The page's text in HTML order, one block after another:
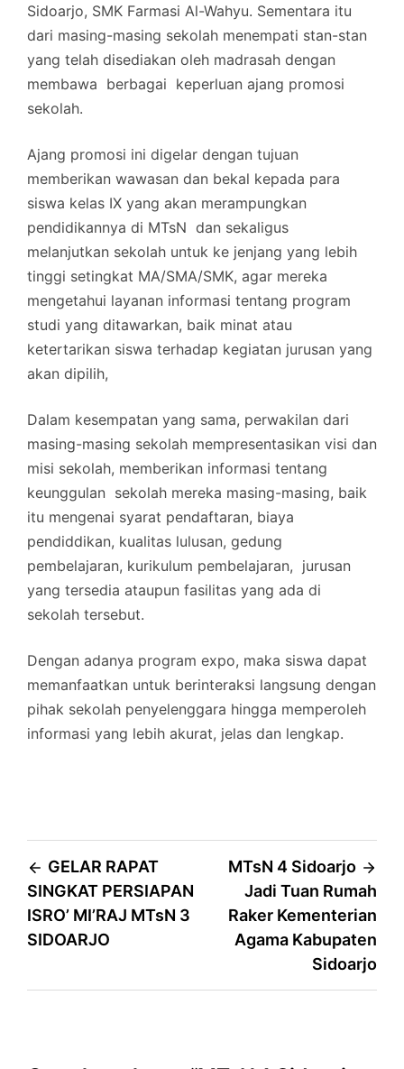
Sidoarjo, SMK Farmasi Al-Wahyu. Sementara itu
dari masing-masing sekolah menempati stan-stan
yang telah disediakan oleh madrasah dengan
membawa berbagai keperluan ajang promosi
sekolah.
Ajang promosi ini digelar dengan tujuan
memberikan wawasan dan bekal kepada para
siswa kelas IX yang akan merampungkan
pendidikannya di MTsN dan sekaligus
melanjutkan sekolah untuk ke jenjang yang lebih
tinggi setingkat MA/SMA/SMK, agar mereka
mengetahui layanan informasi tentang program
studi yang ditawarkan, baik minat atau
ketertarikan siswa terhadap kegiatan jurusan yang
akan dipilih,
Dalam kesempatan yang sama, perwakilan dari
masing-masing sekolah mempresentasikan visi dan
misi sekolah, memberikan informasi tentang
keunggulan sekolah mereka masing-masing, baik
itu mengenai syarat pendaftaran, biaya
pendiddikan, kualitas lulusan, gedung
pembelajaran, kurikulum pembelajaran, jurusan
yang tersedia ataupun fasilitas yang ada di
sekolah tersebut.
Dengan adanya program expo, maka siswa dapat
memanfaatkan untuk berinteraksi langsung dengan
pihak sekolah penyelenggara hingga memperoleh
informasi yang lebih akurat, jelas dan lengkap.
Post
navigation
GELAR RAPAT
SINGKAT PERSIAPAN
ISRO’ MI’RAJ MTsN 3
SIDOARJO
MTsN 4 Sidoarjo
Jadi Tuan Rumah
Raker Kementerian
Agama Kabupaten
Sidoarjo